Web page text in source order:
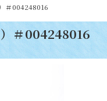
＃004248016
＃004248016